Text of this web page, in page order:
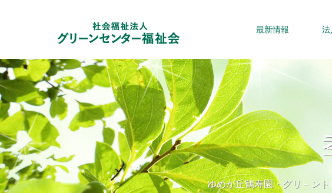
最新情報
ゆめが丘鶴寿園・グリ－ン